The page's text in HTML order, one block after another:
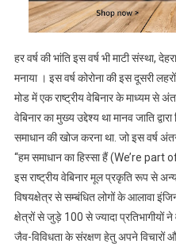
हर वर्ष की भांति इस वर्ष भी माटी संस्था,
मनाया । इस वर्ष कोरोना की इस दूसरी
मोड में एक राष्ट्रीय वेबिनार के माध्यम से
वेबिनार का मुख्य उद्देश्य था मानव जाति
समाधान की खोज करना था. जो इस वर्ष
“हम समाधान का हिस्सा हैं (We’re
इस राष्ट्रीय वेबिनार मूल प्रकृति रूप से
विषयक्षेत्र से सम्बंधित लोगों के आलावा
क्षेत्रों से जुड़े 100 से ज्यादा
जैव-विविधता के संरक्षण हेतु अपने विचारों